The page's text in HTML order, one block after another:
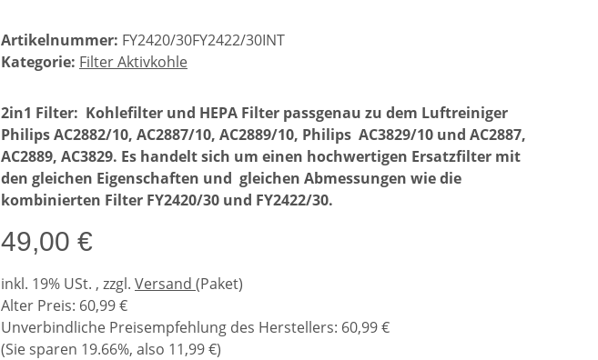
Artikelnummer: FY2420/30FY2422/30INT
Kategorie: Filter Aktivkohle
2in1 Filter: Kohlefilter und HEPA Filter passgenau zu dem Luftreiniger
PhilipsAC2882/10, AC2887/10, AC2889/10, Philips AC3829/10 und AC2887,
AC2889, AC3829. Es handelt sich um einen hochwertigen Ersatzfilter mit
den gleichen Eigenschaften und gleichen Abmessungen wie die
kombinierten Filter FY2420/30 und FY2422/30.
49,00 €
inkl. 19% USt. , zzgl. Versand (Paket)
Alter Preis: 60,99 €
Unverbindliche Preisempfehlung des Herstellers: 60,99 €
(Sie sparen 19.66%, also 11,99 €)